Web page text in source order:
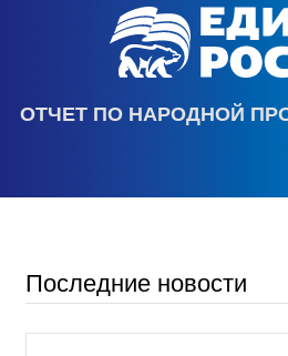
ОТЧЕТ ПО НАРОДНОЙ
Последние новости